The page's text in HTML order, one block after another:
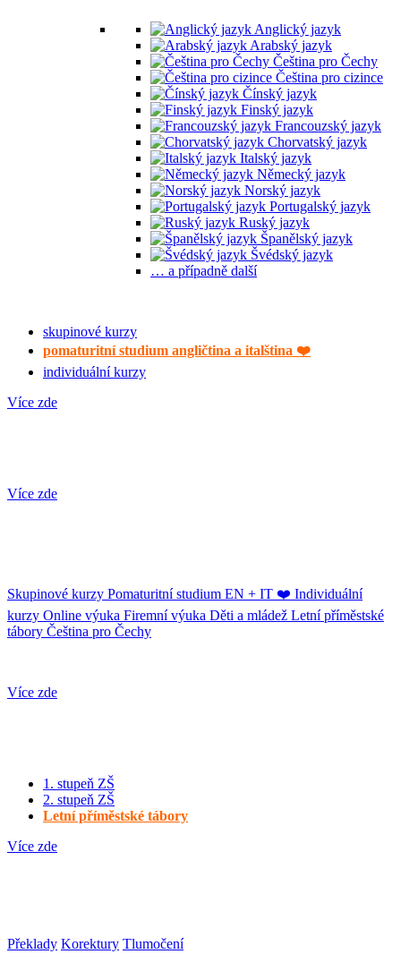
Anglický jazyk
Arabský jazyk
Čeština pro Čechy
Čeština pro cizince
Čínský jazyk
Finský jazyk
Francouzský jazyk
Chorvatský jazyk
Italský jazyk
Německý jazyk
Norský jazyk
Portugalský jazyk
Ruský jazyk
Španělský jazyk
Švédský jazyk
… a případně další
skupinové kurzy
pomaturitní studium angličtina a italština ❤️
individuální kurzy
Více zde
Více zde
Skupinové kurzy Pomaturitní studium EN + IT ❤️ Individuální
kurzy Online výuka Firemní výuka Děti a mládež Letní příměstské
tábory Čeština pro Čechy
Více zde
1. stupeň ZŠ
2. stupeň ZŠ
Letní příměstské tábory
Více zde
Překlady Korektury Tlumočení